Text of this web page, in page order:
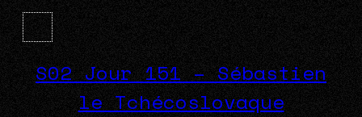
S02 Jour 151 – Sébastien
le Tchécoslovaque